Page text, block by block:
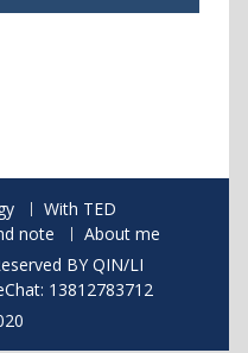
With TED
note
About me
BY QIN/LI
13812783712